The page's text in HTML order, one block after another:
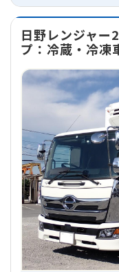
日野レンジャー
プ：冷蔵・冷凍